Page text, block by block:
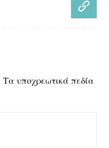
Τα υποχρεωτικά πεδία